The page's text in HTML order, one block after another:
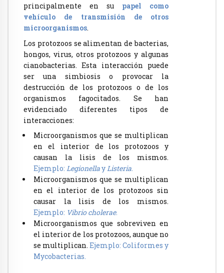
principalmente en su papel como
vehículo de transmisión de otros
microorganismos.
Los protozoos se alimentan de bacterias,
hongos, virus, otros protozoos y algunas
cianobacterias. Esta interacción puede
ser una simbiosis o provocar la
destrucción de los protozoos o de los
organismos fagocitados. Se han
evidenciado diferentes tipos de
interacciones:
Microorganismos que se multiplican
en el interior de los protozoos y
causan la lisis de los mismos.
Ejemplo: LegionellayListeria.
Microorganismos que se multiplican
en el interior de los protozoos sin
causar la lisis de los mismos.
Ejemplo: Vibrio cholerae.
Microorganismos que sobreviven en
el interior de los protozoos, aunque no
se multiplican. Ejemplo: Coliformes y
Mycobacterias.